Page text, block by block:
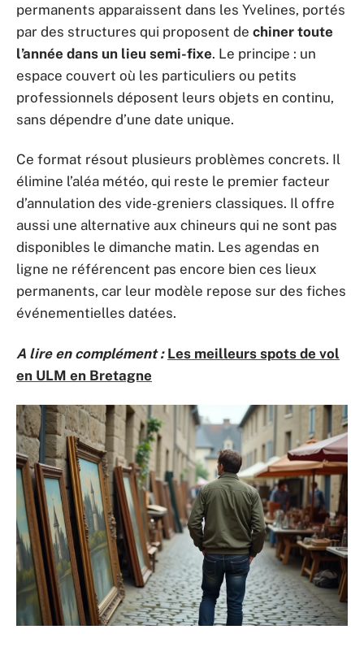
permanents apparaissent dans les Yvelines, portés
par des structures qui proposent de chiner toute
l’année dans un lieu semi-fixe. Le principe : un
espace couvert où les particuliers ou petits
professionnels déposent leurs objets en continu,
sans dépendre d’une date unique.
Ce format résout plusieurs problèmes concrets. Il
élimine l’aléa météo, qui reste le premier facteur
d’annulation des vide-greniers classiques. Il offre
aussi une alternative aux chineurs qui ne sont pas
disponibles le dimanche matin. Les agendas en
ligne ne référencent pas encore bien ces lieux
permanents, car leur modèle repose sur des fiches
événementielles datées.
A lire en complément : Les meilleurs spots de vol
en ULM en Bretagne